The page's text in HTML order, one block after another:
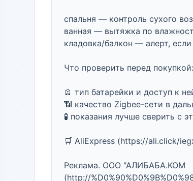
спальня — контроль сухого
ванная — вытяжка по
кладовка/балкон — алерт,
Что проверить перед покупкой:
🪫 тип батарейки и доступ к
📶 качество Zigbee-сети в
🧪 показания лучше сверить с
🛒 AliExpress (https://ali.click/
Реклама. ООО "АЛИБАБА.КОМ
(http://